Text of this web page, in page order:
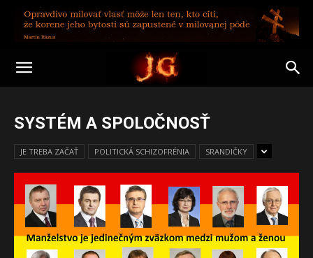
SYSTÉM A SPOLOČNOSŤ
JE TREBA ZAČAŤ POLITICKÁ SCHIZOFRÉNIA SRANDIČKY